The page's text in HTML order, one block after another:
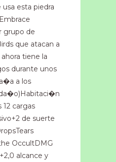
esta piedra
grupo de
que atacan a
tiene la
durante unos
a los
cargas
de suerte
OccultDMG
alcance y